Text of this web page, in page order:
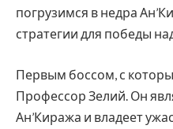
погрузимся в недра
стратегии для победы
Первым боссом, с
Профессор Зелий. Он
Ан’Киража и владеет